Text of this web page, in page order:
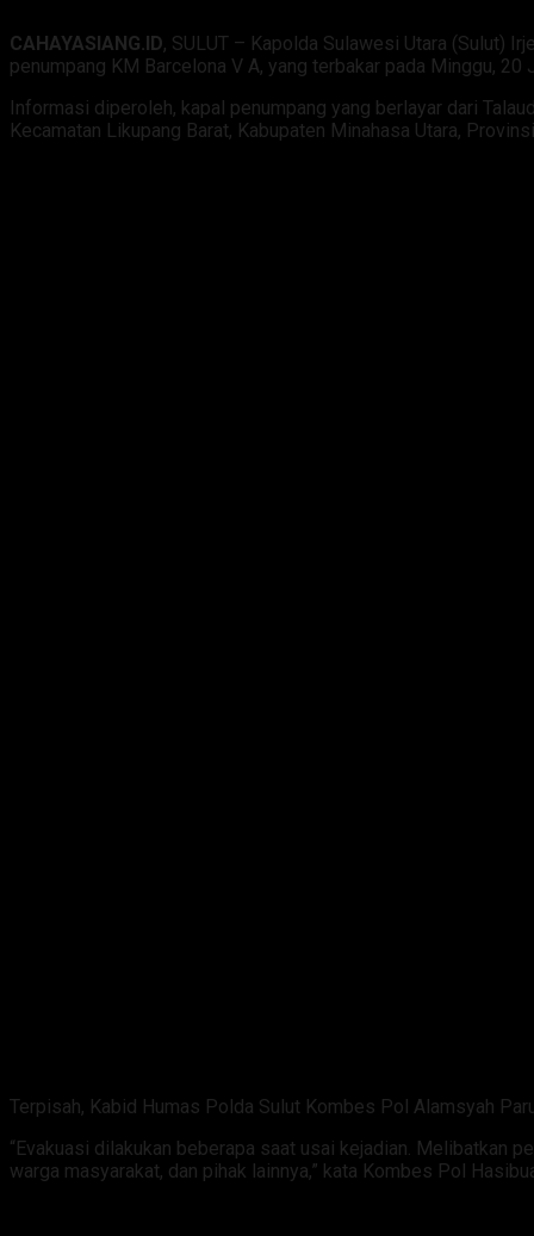
CAHAYASIANG.ID, SULUT – Kapolda Sulawesi Utara (Sulut)
penumpang KM Barcelona V A, yang terbakar pada Minggu, 20
Informasi diperoleh, kapal penumpang yang berlayar dari
Kecamatan Likupang Barat, Kabupaten Minahasa Utara,
Terpisah, Kabid Humas Polda Sulut Kombes Pol Alamsyah
“Evakuasi dilakukan beberapa saat usai kejadian. Melibatkan
warga masyarakat, dan pihak lainnya,” kata Kombes Pol